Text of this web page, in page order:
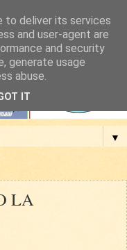
▼
LA
to deliver its services
and user-agent are
and security
generate usage
abuse.
IT